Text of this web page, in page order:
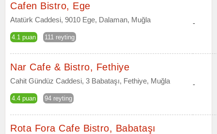
Cafen Bistro, Ege
Atatürk Caddesi, 9010 Ege, Dalaman, Muğla
4.1 puan 111 reyting
-
Nar Cafe & Bistro, Fethiye
Cahit Gündüz Caddesi, 3 Babataşı, Fethiye, Muğla
4.4 puan 94 reyting
-
Rota Fora Cafe Bistro, Babataşı